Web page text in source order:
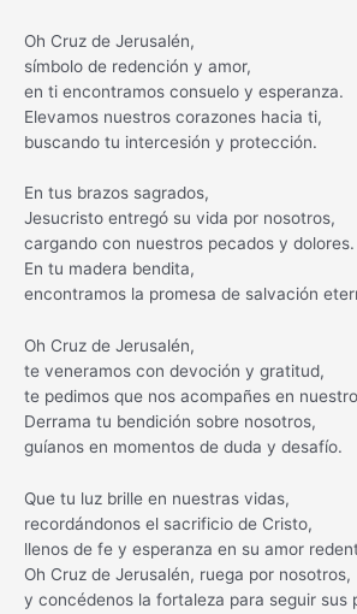
Oh Cruz de Jerusalén,
símbolo de redención y amor,
en ti encontramos consuelo y esperanza.
Elevamos nuestros corazones hacia ti,
buscando tu intercesión y protección.
En tus brazos sagrados,
Jesucristo entregó su vida por nosotros,
cargando con nuestros pecados y dolores.
En tu madera bendita,
encontramos la promesa de salvación
Oh Cruz de Jerusalén,
te veneramos con devoción y gratitud,
te pedimos que nos acompañes en
Derrama tu bendición sobre nosotros,
guíanos en momentos de duda y desafío.
Que tu luz brille en nuestras vidas,
recordándonos el sacrificio de Cristo,
llenos de fe y esperanza en su amor
Oh Cruz de Jerusalén, ruega por nosotros,
y concédenos la fortaleza para seguir sus